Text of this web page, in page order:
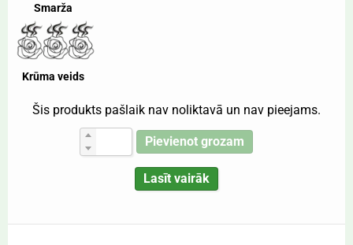
Smarža
Krūma veids
Šis produkts pašlaik nav noliktavā un nav pieejams.
Pievienot grozam
Lasīt vairāk